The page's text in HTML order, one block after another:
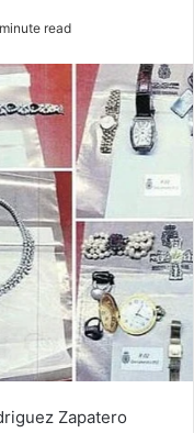
read
Zapatero